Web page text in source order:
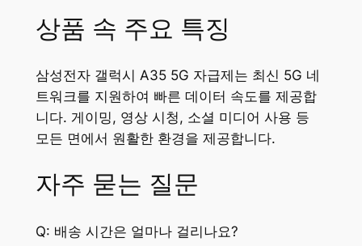
상품 속 주요 특징
삼성전자 갤럭시 A35 5G 자급제는 최신 5G 네
트워크를 지원하여 빠른 데이터 속도를 제공합
니다. 게이밍, 영상 시청, 소셜 미디어 사용 등
모든 면에서 원활한 환경을 제공합니다.
자주 묻는 질문
Q: 배송 시간은 얼마나 걸리나요?